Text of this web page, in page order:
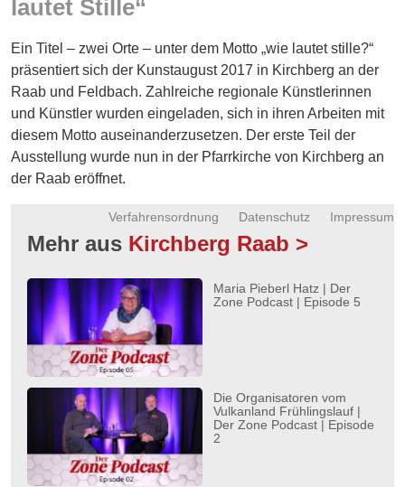
Energie
Schnöll
gfrogt
Zonen
Podcast
lautet Stille“
Ein Titel – zwei Orte – unter dem Motto „wie lautet stille?“
präsentiert sich der Kunstaugust 2017 in Kirchberg an der
Raab und Feldbach. Zahlreiche regionale Künstlerinnen
und Künstler wurden eingeladen, sich in ihren Arbeiten mit
diesem Motto auseinanderzusetzen. Der erste Teil der
Ausstellung wurde nun in der Pfarrkirche von Kirchberg an
der Raab eröffnet.
Impressum
Datenschutz
Verfahrensordnung
Mehr aus Kirchberg Raab >
Maria Pieberl Hatz | Der
Zone Podcast | Episode 5
Die Organisatoren vom
Vulkanland Frühlingslauf |
Der Zone Podcast | Episode
2